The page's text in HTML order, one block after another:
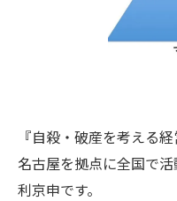
『自殺・破産を考える
名古屋を拠点に全国で
利京申です。